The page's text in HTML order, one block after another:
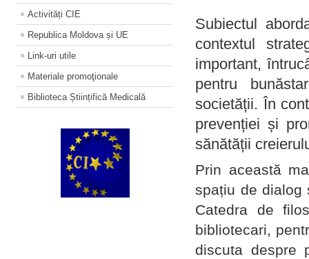
Activități CIE
Republica Moldova și UE
Link-uri utile
Materiale promoţionale
Biblioteca Științifică Medicală
Subiectul
contextul
important,
pentru
societății. În
prevenției și
sănătății
Prin această
spațiu de dialog
Catedra de
bibliotecari,
discuta despre